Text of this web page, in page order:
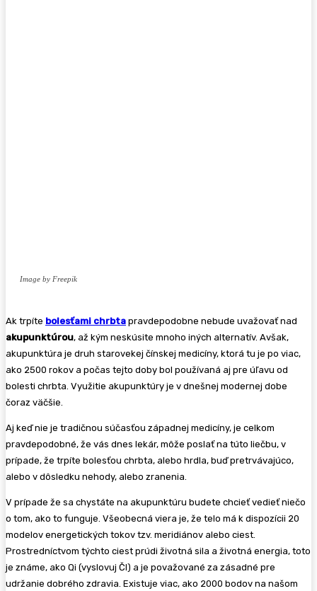
Image by Freepik
Ak trpíte bolesťami chrbta pravdepodobne nebude uvažovať nad
akupunktúrou, až kým neskúsite mnoho iných alternatív. Avšak,
akupunktúra je druh starovekej čínskej medicíny, ktorá tu je po viac,
ako 2500 rokov a počas tejto doby bol používaná aj pre úľavu od
bolesti chrbta. Využitie akupunktúry je v dnešnej modernej dobe
čoraz väčšie.
Aj keď nie je tradičnou súčasťou západnej medicíny, je celkom
pravdepodobné, že vás dnes lekár, môže poslať na túto liečbu, v
prípade, že trpíte bolesťou chrbta, alebo hrdla, buď pretrvávajúco,
alebo v dôsledku nehody, alebo zranenia.
V prípade že sa chystáte na akupunktúru budete chcieť vedieť niečo
o tom, ako to funguje. Všeobecná viera je, že telo má k dispozícii 20
modelov energetických tokov tzv. meridiánov alebo ciest.
Prostredníctvom týchto ciest prúdi životná sila a životná energia, toto
je známe, ako Qi (vyslovuj ČI) a je považované za zásadné pre
udržanie dobrého zdravia. Existuje viac, ako 2000 bodov na našom